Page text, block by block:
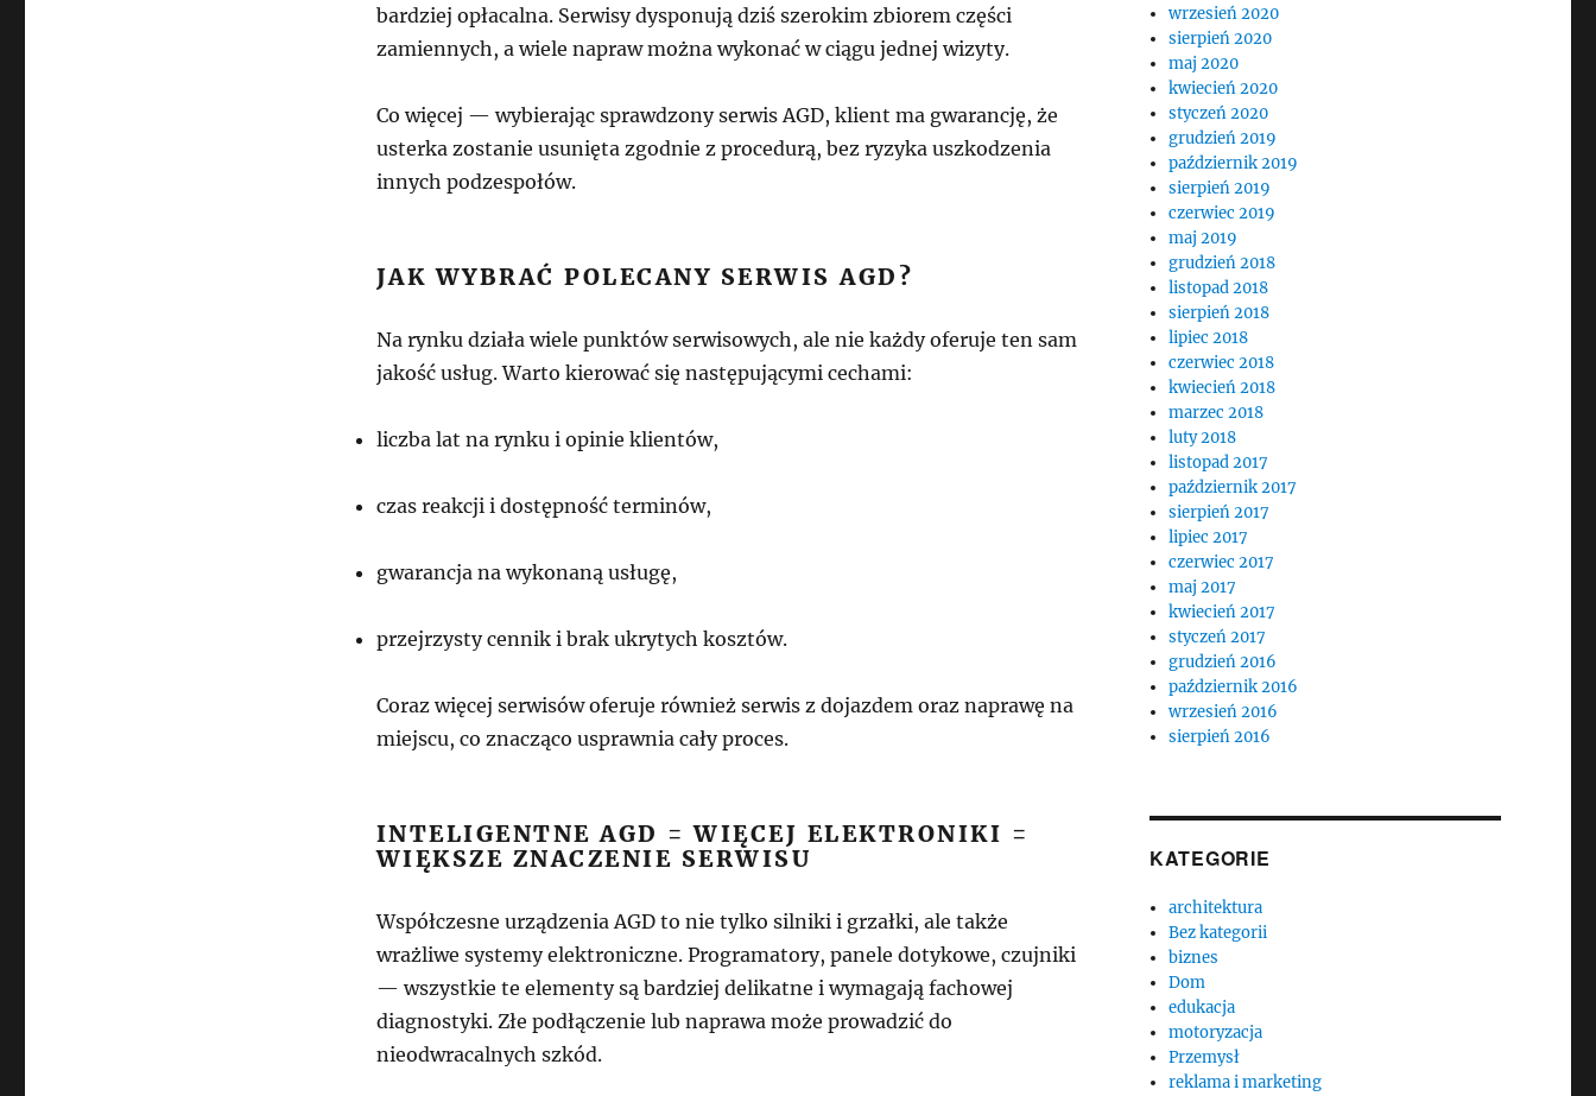
bardziej opłacalna. Serwisy dysponują dziś szerokim zbiorem części
zamiennych, a wiele napraw można wykonać w ciągu jednej wizyty.
Co więcej — wybierając sprawdzony serwis AGD, klient ma gwarancję, że
usterka zostanie usunięta zgodnie z procedurą, bez ryzyka uszkodzenia
innych podzespołów.
JAK WYBRAĆ POLECANY SERWIS AGD?
Na rynku działa wiele punktów serwisowych, ale nie każdy oferuje ten sam
jakość usług. Warto kierować się następującymi cechami:
liczba lat na rynku i opinie klientów,
czas reakcji i dostępność terminów,
gwarancja na wykonaną usługę,
przejrzysty cennik i brak ukrytych kosztów.
Coraz więcej serwisów oferuje również serwis z dojazdem oraz naprawę na
miejscu, co znacząco usprawnia cały proces.
INTELIGENTNE AGD = WIĘCEJ ELEKTRONIKI =
WIĘKSZE ZNACZENIE SERWISU
Współczesne urządzenia AGD to nie tylko silniki i grzałki, ale także
wrażliwe systemy elektroniczne. Programatory, panele dotykowe, czujniki
— wszystkie te elementy są bardziej delikatne i wymagają fachowej
diagnostyki. Złe podłączenie lub naprawa może prowadzić do
nieodwracalnych szkód.
wrzesień 2020
sierpień 2020
maj 2020
kwiecień 2020
styczeń 2020
grudzień 2019
październik 2019
sierpień 2019
czerwiec 2019
maj 2019
grudzień 2018
listopad 2018
sierpień 2018
lipiec 2018
czerwiec 2018
kwiecień 2018
marzec 2018
luty 2018
listopad 2017
październik 2017
sierpień 2017
lipiec 2017
czerwiec 2017
maj 2017
kwiecień 2017
styczeń 2017
grudzień 2016
październik 2016
wrzesień 2016
sierpień 2016
KATEGORIE
architektura
Bez kategorii
biznes
Dom
edukacja
motoryzacja
Przemysł
reklama i marketing